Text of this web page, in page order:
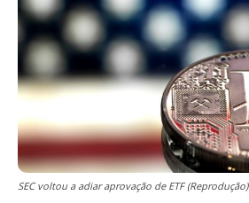
SEC voltou a adiar aprovação de ETF (Reprodução)